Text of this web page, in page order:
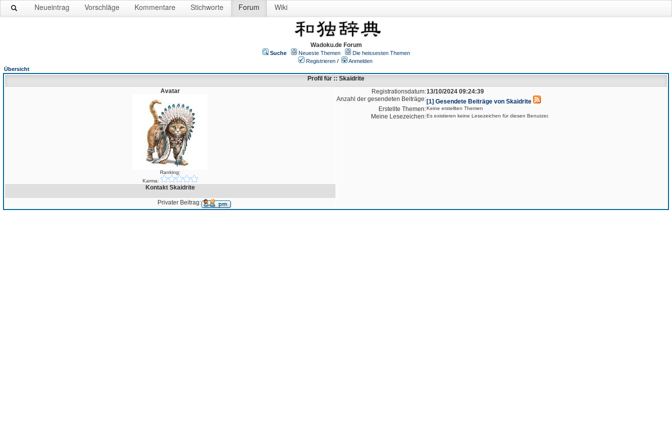
Neueintrag Vorschläge Kommentare Stichworte Forum Wiki
Wadoku.de Forum
Suche Neueste Themen
Die heissesten Themen
Registrieren /
Anmelden
Übersicht
Profil für :: Skaidrite
Avatar
Ranking:
Karma:
Registrationsdatum:13/10/2024 09:24:39
Anzahl der gesendeten Beiträge: [1] Gesendete Beiträge von Skaidrite
Erstellte Themen:Keine erstellten Themen
Meine Lesezeichen:Es existieren keine Lesezeichen für diesen Benutzer.
Kontakt Skaidrite
Privater Beitrag: